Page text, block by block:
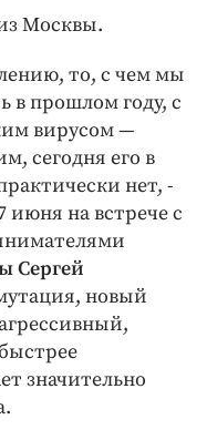
Москвы.
то, с чем мы
в прошлом году, с
вирусом —
сегодня его в
нет, -
июня на встрече с
Сергей
новый
значительно